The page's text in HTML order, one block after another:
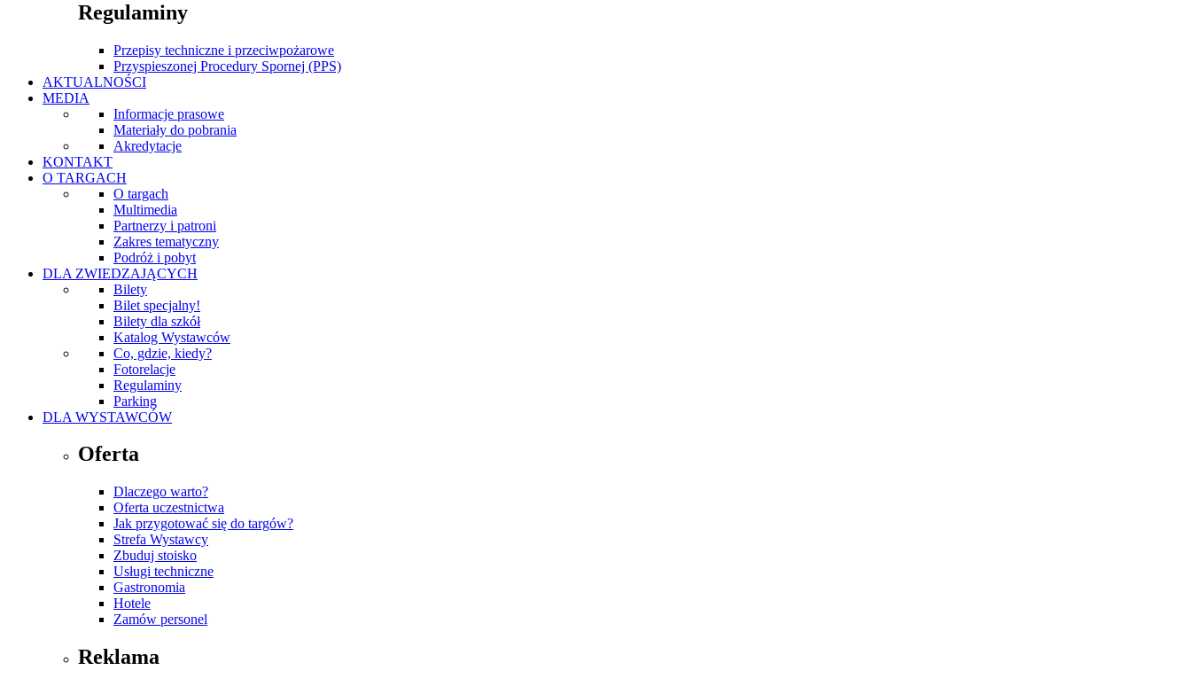
Regulaminy
Przepisy techniczne i przeciwpożarowe
Przyspieszonej Procedury Spornej (PPS)
AKTUALNOŚCI
MEDIA
Informacje prasowe
Materiały do pobrania
Akredytacje
KONTAKT
O TARGACH
O targach
Multimedia
Partnerzy i patroni
Zakres tematyczny
Podróż i pobyt
DLA ZWIEDZAJĄCYCH
Bilety
Bilet specjalny!
Bilety dla szkół
Katalog Wystawców
Co, gdzie, kiedy?
Fotorelacje
Regulaminy
Parking
DLA WYSTAWCÓW
Oferta
Dlaczego warto?
Oferta uczestnictwa
Jak przygotować się do targów?
Strefa Wystawcy
Zbuduj stoisko
Usługi techniczne
Gastronomia
Hotele
Zamów personel
Reklama